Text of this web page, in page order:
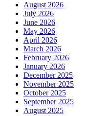
August 2026
July 2026
June 2026
May 2026
April 2026
March 2026
February 2026
January 2026
December 2025
November 2025
October 2025
September 2025
August 2025